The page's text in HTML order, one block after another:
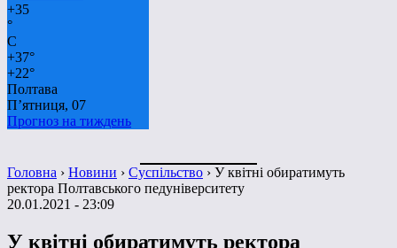
+35
°
C
+37°
+22°
Полтава
П’ятниця, 07
Прогноз на тиждень
Головна › Новини › Суспільство › У квітні обиратимуть
ректора Полтавського педуніверситету
20.01.2021 - 23:09
У квітні обиратимуть ректора